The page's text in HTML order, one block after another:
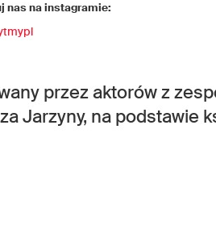
nas na instagramie:
przez aktorów z
Jarzyny, na podstawie